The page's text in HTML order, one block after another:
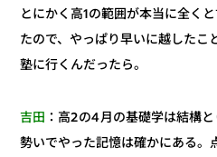
とにかく高1の範囲が本当に全く
たので、やっぱり早いに越したこ
塾に行くんだったら。
吉田 ：高2の4月の基礎学は結構
勢いでやった記憶は確かにある。